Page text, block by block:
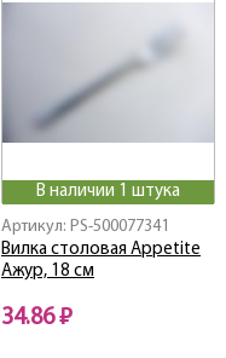
В наличии 1 штука
Артикул: PS-500077341
Вилка столовая Appetite
Ажур, 18 см
34.86 ₽